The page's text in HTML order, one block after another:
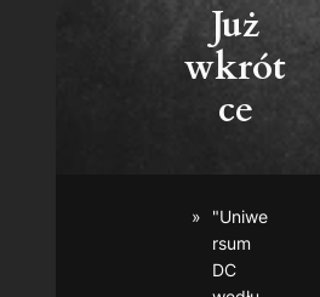
Już
wkrót
ce
"Uniwe
rsum
DC